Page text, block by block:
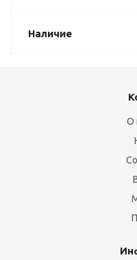
Наличие
О